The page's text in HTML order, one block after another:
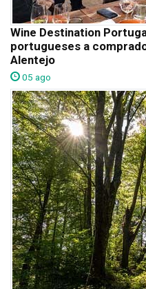
Wine Destination
portugueses a
Alentejo
05 ago